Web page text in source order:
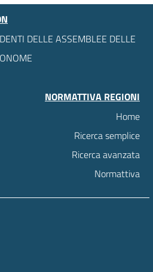
DELLE ASSEMBLEE DELLE
NORMATTIVA REGIONI
Home
Ricerca semplice
Ricerca avanzata
Normattiva